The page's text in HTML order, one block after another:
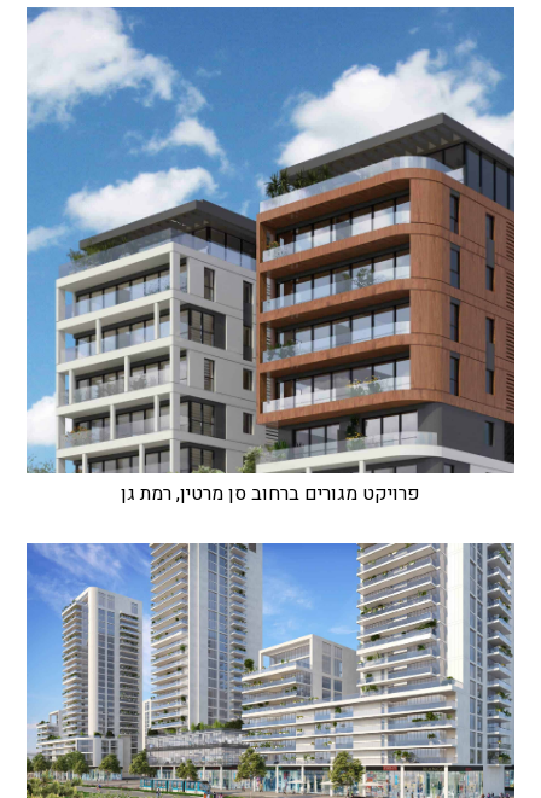
פרויקט מגורים ברחוב סן מרטין, רמת גן